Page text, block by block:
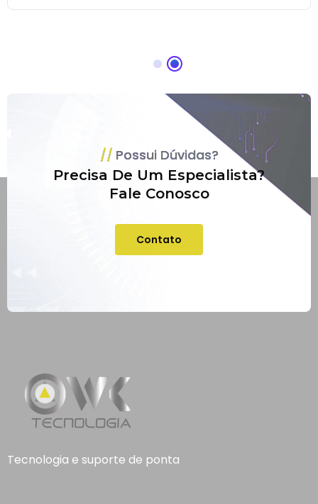
Possui Dúvidas?
Precisa De Um Especialista?
Fale Conosco
Contato
Tecnologia e suporte de ponta